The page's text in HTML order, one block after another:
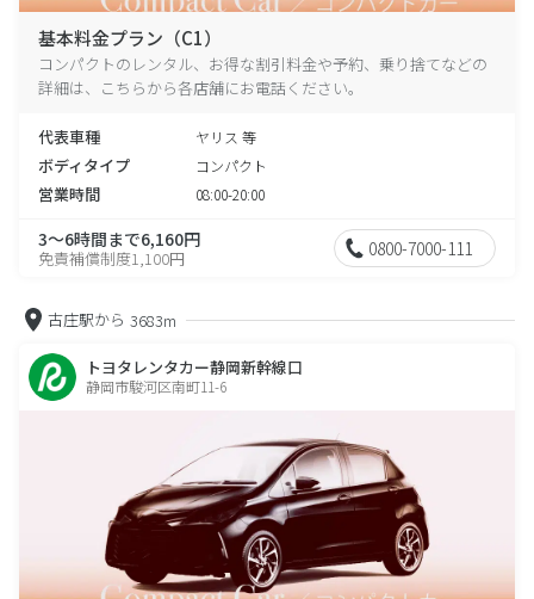
基本料金プラン（C1）
コンパクトのレンタル、お得な割引料金や予約、乗り捨てなどの
詳細は、こちらから各店舗にお電話ください。
代表車種 ヤリス 等
ボディタイプ コンパクト
営業時間 08:00-20:00
3～6時間まで6,160円
免責補償制度1,100円 0800-7000-111
古庄駅から 3683m
トヨタレンタカー静岡新幹線口
静岡市駿河区南町11-6